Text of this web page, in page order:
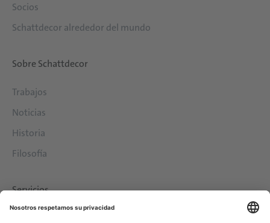
Socios
Schattdecor alrededor del mundo
Sobre Schattdecor
Trabajos
Noticias
Historia
Filosofía
Servicios